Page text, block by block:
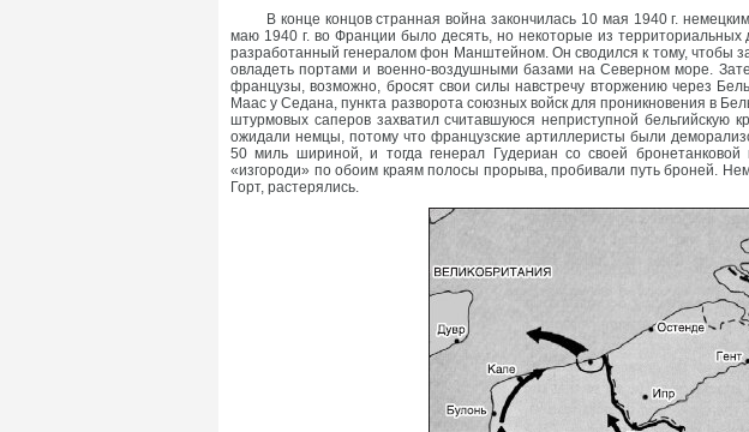
В конце концов странная война закончилась 10 мая 1940 г.
маю 1940 г. во Франции было десять, но некоторые из территориальных
разработанный генералом фон Манштейном. Он сводился к тому, чтобы
овладеть портами и военно-воздушными базами на Северном море.
французы, возможно, бросят свои силы навстречу вторжению через
Маас у Седана, пункта разворота союзных войск для проникновения в
штурмовых саперов захватил считавшуюся неприступной
ожидали немцы, потому что французские артиллеристы были
50 миль шириной, и тогда генерал Гудериан со своей
«изгороди» по обоим краям полосы прорыва, пробивали путь броней.
Горт, растерялись.